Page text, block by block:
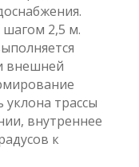
2,5 м.
внешней
трассы
внутреннее
к